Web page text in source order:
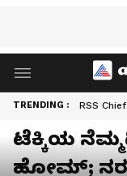
TRENDING : RSS
ಟೆಕ್ಕಿಯ
ಹೋಮ್;